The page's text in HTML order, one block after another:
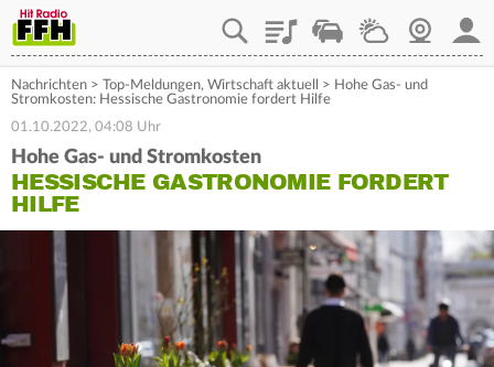
PlaylistStaupilotWetterWebcam
Nachrichten > Top-Meldungen, Wirtschaft aktuell > Hohe Gas- und
Stromkosten: Hessische Gastronomie fordert Hilfe
01.10.2022, 04:08 Uhr
Hohe Gas- und Stromkosten
HESSISCHE GASTRONOMIE FORDERT
HILFE